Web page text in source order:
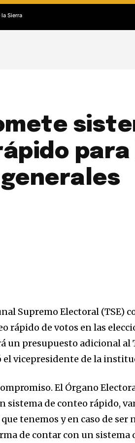
Sierra
para
Supremo Electoral (TSE)
rápido de votos en las
un presupuesto adicional al
vicepresidente de la
El Órgano
sistema de conteo rápido,
tenemos y en caso de
de contar con un sistema